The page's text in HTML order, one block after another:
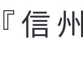
『信